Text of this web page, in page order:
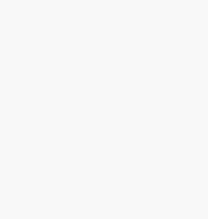
stellt das Rathaus Markersdorf viele